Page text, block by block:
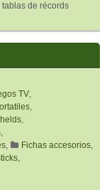
de récords
TV,
,
,
,
, Fichas accesorios,
,